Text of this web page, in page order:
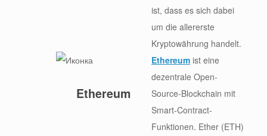
ist, dass es sich dabei
um die allererste
Kryptowährung handelt.
Ethereum
Ethereumist eine
dezentrale Open-
Source-Blockchain mit
Smart-Contract-
Funktionen. Ether (ETH)